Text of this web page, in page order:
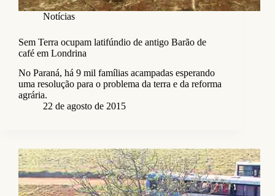
Notícias
Sem Terra ocupam latifúndio de antigo Barão de
café em Londrina
No Paraná, há 9 mil famílias acampadas esperando
uma resolução para o problema da terra e da reforma
agrária.
22 de agosto de 2015